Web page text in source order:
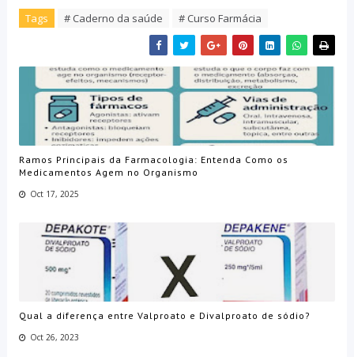
Tags # Caderno da saúde # Curso Farmácia
Ramos Principais da Farmacologia: Entenda Como os
Medicamentos Agem no Organismo
Oct 17, 2025
Qual a diferença entre Valproato e Divalproato de sódio?
Oct 26, 2023